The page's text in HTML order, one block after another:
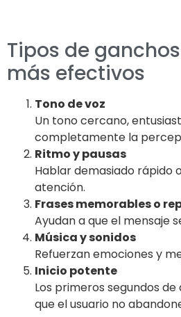
Tipos de
más efectivos
Tono de voz
Un tono cercano,
completamente la
Ritmo y pausas
Hablar demasiado rápido
atención.
Frases memorables o
Ayudan a que el mensaje
Música y sonidos
Refuerzan emociones y
Inicio potente
Los primeros segundos
que el usuario no